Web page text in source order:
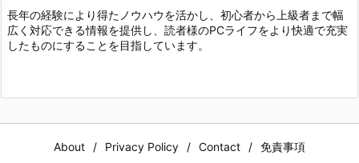
長年の経験により得たノウハウを活かし、初心者から上級者まで幅
広く対応できる情報を提供し、読者様のPCライフをより快適で充実
したものにすることを目指しています。
About Privacy Policy Contact 免責事項